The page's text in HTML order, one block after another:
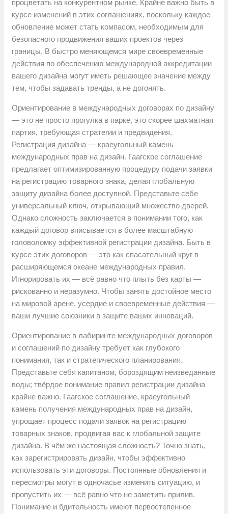
процветать на конкурентном рынке. Крайне важно быть в
курсе изменений в этих соглашениях, поскольку каждое
обновление может стать компасом, необходимым для
безопасного продвижения ваших проектов через
границы. В быстро меняющемся мире своевременные
действия по обеспечению международной аккредитации
вашего дизайна могут иметь решающее значение между
тем, чтобы задавать тренды, а не догонять.
Ориентирование в международных договорах по дизайну
— это не просто прогулка в парке, это скорее шахматная
партия, требующая стратегии и предвидения.
Регистрация дизайна — краеугольный камень
международных прав на дизайн. Гаагское соглашение
предлагает оптимизированную процедуру подачи заявки
на регистрацию товарного знака, делая глобальную
защиту дизайна более доступной. Представьте себе
универсальный ключ, открывающий множество дверей.
Однако сложность заключается в понимании того, как
каждый договор вписывается в более масштабную
головоломку эффективной регистрации дизайна. Быть в
курсе этих договоров — это как спасательный круг в
расширяющемся океане международных правил.
Игнорировать их — всё равно что плыть без карты —
рискованно и неразумно. Чтобы занять достойное место
на мировой арене, усердие и своевременные действия —
ваши лучшие союзники в защите ваших инноваций.
Ориентирование в лабиринте международных договоров
и соглашений по дизайну требует как глубокого
понимания, так и стратегического планирования.
Представьте себя капитаном, бороздящим неизведанные
воды; твёрдое понимание правил регистрации дизайна
крайне важно. Гаагское соглашение, краеугольный
камень получения международных прав на дизайн,
упрощает процесс подачи заявок на регистрацию
товарных знаков, продвигая вас к глобальной защите
дизайна. В чём же настоящая сложность? Точно знать,
как зарегистрировать дизайн, чтобы эффективно
использовать эти договоры. Постоянные обновления и
пересмотры могут в одночасье изменить ситуацию, и
пропустить их — всё равно что не заметить прилив.
Понимание и бдительность имеют первостепенное